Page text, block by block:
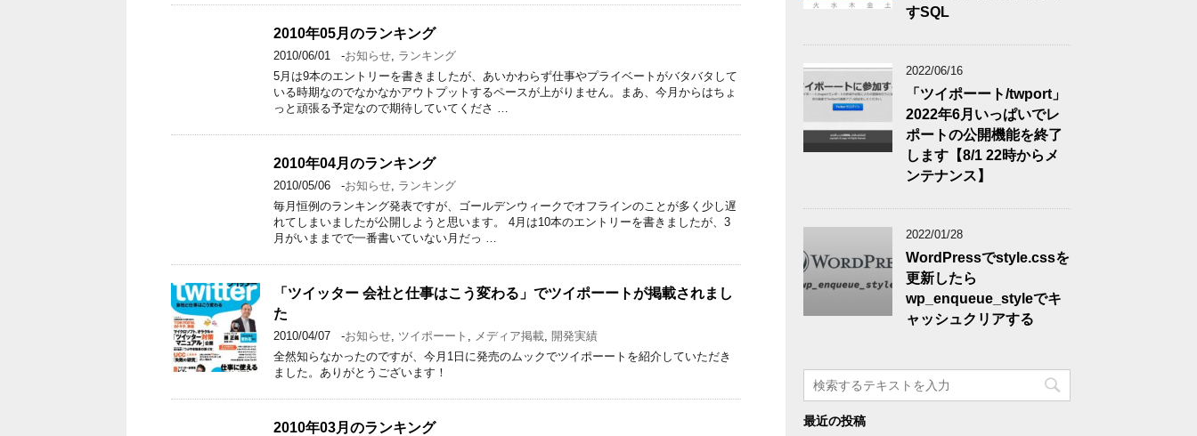
2010年05月のランキング
2010/06/01 -お知らせ, ランキング
5月は9本のエントリーを書きましたが、あいかわらず仕事やプライベートがバタバタして
いる時期なのでなかなかアウトプットするペースが上がりません。まあ、今月からはちょ
っと頑張る予定なので期待していてくださ …
2010年04月のランキング
2010/05/06 -お知らせ, ランキング
毎月恒例のランキング発表ですが、ゴールデンウィークでオフラインのことが多く少し遅
れてしまいましたが公開しようと思います。 4月は10本のエントリーを書きましたが、3
月がいままでで一番書いていない月だっ …
「ツイッター 会社と仕事はこう変わる」でツイポーートが掲載されまし
た
2010/04/07 -お知らせ, ツイポーート , メディア掲載, 開発実績
全然知らなかったのですが、今月1日に発売のムックでツイポーートを紹介していただき
ました。ありがとうございます！
2010年03月のランキング
すSQL
2022/06/16
「ツイポーート/twport」
2022年6月いっぱいでレ
ポートの公開機能を終了
します【8/1 22時からメ
ンテナンス】
2022/01/28
WordPressでstyle.cssを
更新したら
wp_enqueue_styleでキ
ャッシュクリアする
最近の投稿